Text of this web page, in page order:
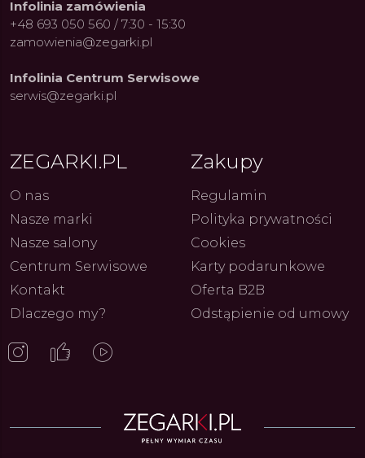
Infolinia zamówienia
+48 693 050 560 / 7:30 - 15:30
zamowienia@zegarki.pl
Infolinia Centrum Serwisowe
serwis@zegarki.pl
ZEGARKI.PL
O nas
Nasze marki
Nasze salony
Centrum Serwisowe
Kontakt
Dlaczego my?
Zakupy
Regulamin
Polityka prywatności
Cookies
Karty podarunkowe
Oferta B2B
Odstąpienie od umowy